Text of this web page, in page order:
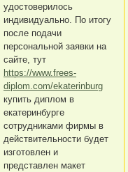
удостоверилось
индивидуально. По итогу
после подачи
персональной заявки на
сайте, тут
https://www.frees-
diplom.com/ekaterinburg
купить диплом в
екатеринбурге
сотрудниками фирмы в
действительности будет
изготовлен и
представлен макет